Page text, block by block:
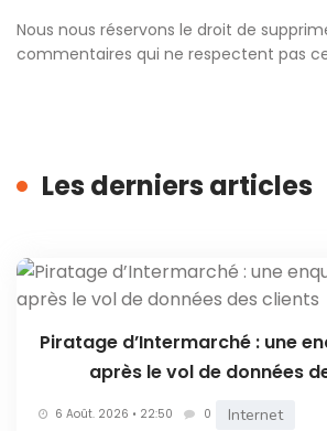
Nous nous réservons le droit de
commentaires qui ne respectent pas
Les derniers articles
Piratage d’Intermarché : une
après le vol de données
6 Août. 2026 • 22:50 0 Internet